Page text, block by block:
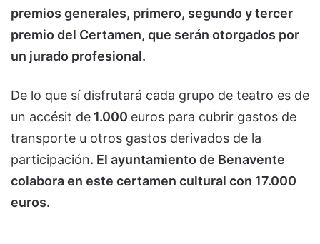
premios generales, primero, segundo y tercer
premio del Certamen, que serán otorgados por
un jurado profesional.
De lo que sí disfrutará cada grupo de teatro es de
un accésit de 1.000 euros para cubrir gastos de
transporte u otros gastos derivados de la
participación. El ayuntamiento de Benavente
colabora en este certamen cultural con 17.000
euros.